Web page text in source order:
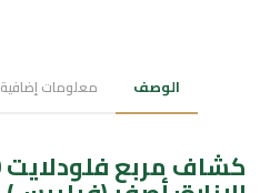
الوصف معلومات إضافية